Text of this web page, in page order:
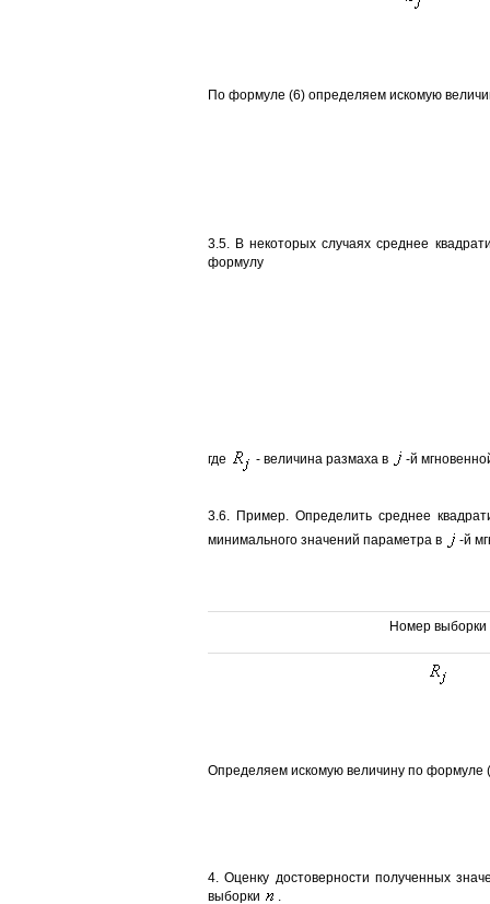
По формуле (6) определяем искомую
3.5. В некоторых случаях среднее
формулу
где - величина размаха в -й
3.6. Пример. Определить среднее
минимального значений параметра в
-й
Номер выборки
Определяем искомую величину по формуле
4. Оценку достоверности полученных
выборки
.